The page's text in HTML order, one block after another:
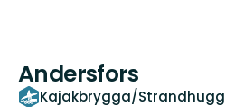
Andersfors
Kajakbrygga/Strandhugg